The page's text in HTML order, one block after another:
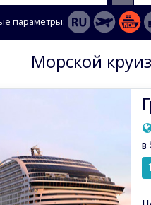
параметры:
Морской
в